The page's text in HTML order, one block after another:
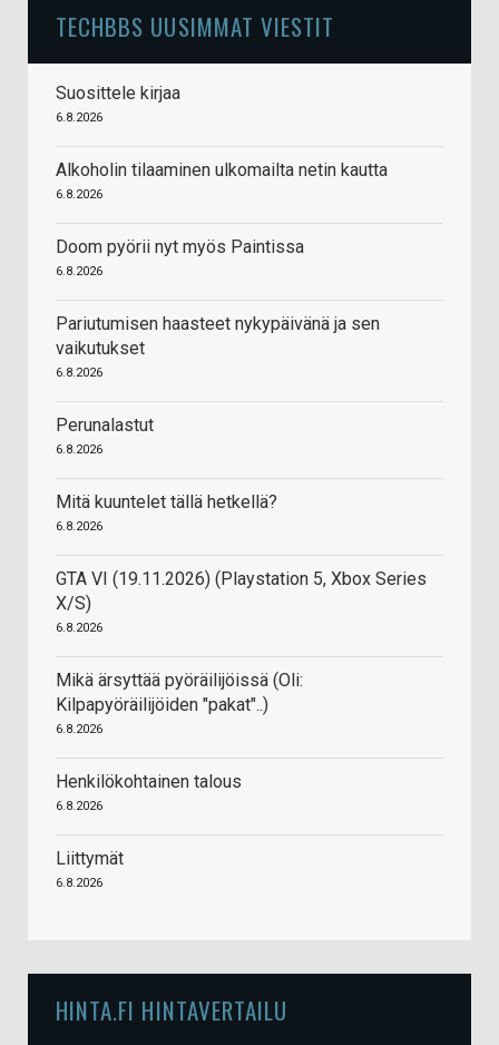
TECHBBS UUSIMMAT VIESTIT
Suosittele kirjaa
6.8.2026
Alkoholin tilaaminen ulkomailta netin kautta
6.8.2026
Doom pyörii nyt myös Paintissa
6.8.2026
Pariutumisen haasteet nykypäivänä ja sen
vaikutukset
6.8.2026
Perunalastut
6.8.2026
Mitä kuuntelet tällä hetkellä?
6.8.2026
GTA VI (19.11.2026) (Playstation 5, Xbox Series
X/S)
6.8.2026
Mikä ärsyttää pyöräilijöissä (Oli:
Kilpapyöräilijöiden "pakat"..)
6.8.2026
Henkilökohtainen talous
6.8.2026
Liittymät
6.8.2026
HINTA.FI HINTAVERTAILU